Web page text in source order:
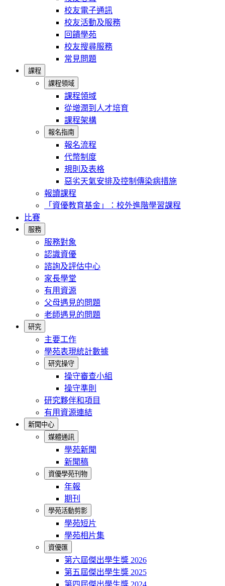
校友電子通訊
校友活動及服務
回饋學苑
校友搜尋服務
常見問題
課程
課程領域
課程領域
從增潤到人才培育
課程架構
報名指南
報名流程
代幣制度
規則及表格
惡劣天氣安排及控制傳染病措施
報讀課程
「資優教育基金」：校外進階學習課程
比賽
服務
服務對象
認識資優
諮詢及評估中心
家長學堂
有用資源
父母遇見的問題
老師遇見的問題
研究
主要工作
學苑表現統計數據
研究操守
操守審查小組
操守準則
研究夥伴和項目
有用資源連結
新聞中心
媒體通訊
學苑新聞
新聞稿
資優學苑刊物
年報
期刊
學苑活動剪影
學苑短片
學苑相片集
資優匯
第六屆傑出學生獎 2026
第五屆傑出學生獎 2025
第四屆傑出學生獎 2024